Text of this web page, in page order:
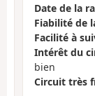
Date de la
Fiabilité de
Facilité à
Intérêt du
bien
Circuit très